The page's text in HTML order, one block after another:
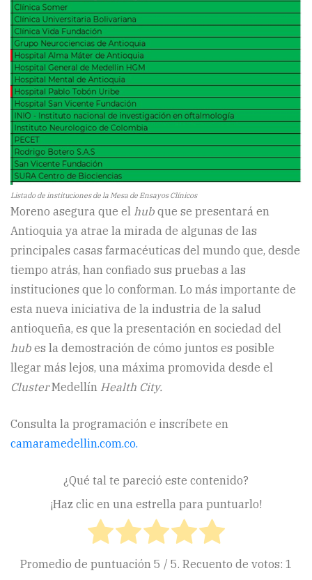
Listado de instituciones de la Mesa de Ensayos Clínicos
Moreno asegura que el hub que se presentará en
Antioquia ya atrae la mirada de algunas de las
principales casas farmacéuticas del mundo que, desde
tiempo atrás, han confiado sus pruebas a las
instituciones que lo conforman. Lo más importante de
esta nueva iniciativa de la industria de la salud
antioqueña, es que la presentación en sociedad del
hub es la demostración de cómo juntos es posible
llegar más lejos, una máxima promovida desde el
ClusterMedellín Health City.
Consulta la programación e inscríbete en
camaramedellin.com.co.
¿Qué tal te pareció este contenido?
¡Haz clic en una estrella para puntuarlo!
Promedio de puntuación 5 / 5. Recuento de votos: 1